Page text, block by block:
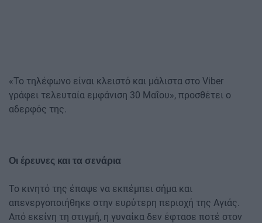
«Το τηλέφωνο είναι κλειστό και μάλιστα στο Viber
γράφει τελευταία εμφάνιση 30 Μαΐου», προσθέτει ο
αδερφός της.
Οι έρευνες και τα σενάρια
Το κινητό της έπαψε να εκπέμπει σήμα και
απενεργοποιήθηκε στην ευρύτερη περιοχή της Αγιάς.
Από εκείνη τη στιγμή, η γυναίκα δεν έφτασε ποτέ στον